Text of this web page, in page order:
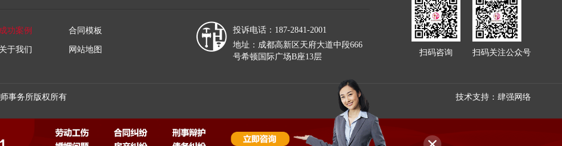
成功案例 合同模板
关于我们 网站地图
投诉电话：187-2841-2001
地址：成都高新区天府大道中段666
号希顿国际广场B座13层
扫码关注公众号
扫码咨询
事务所版权所有 技术支持：肆强网络